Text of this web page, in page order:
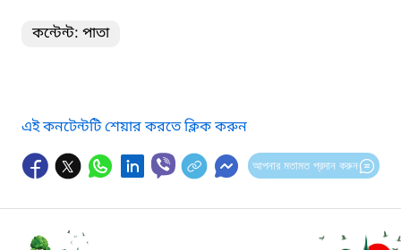
কন্টেন্ট: পাতা
এই কনটেন্টটি শেয়ার করতে ক্লিক করুন
আপনার মতামত প্রদান করুন